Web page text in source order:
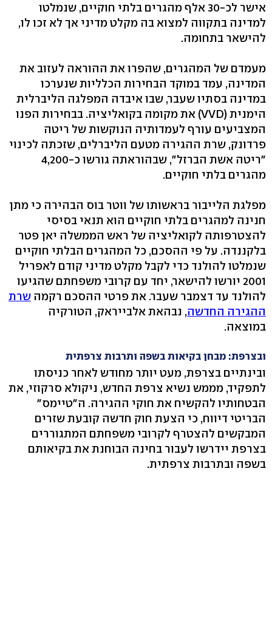
אישר לכ-30 אלף מהגרים בלתי חוקיים, שנמלטו
למדינה בתקווה למצוא בה מקלט מדיני אך לא זכו לו,
להישאר בתחומה.
מעמדם של המהגרים, שהפרו את ההוראה לעזוב את
המדינה, עמד במוקד הבחירות הכלליות שנערכו
במדינה בסתיו שעבר, שבו איבדה המפלגה הליברלית
הימנית (VVD) את מקומה בקואליציה. בבחירות הפנו
המצביעים עורף לעמדותיה הנוקשות של ריטה
פרדונק, שרת ההגירה מטעם הליברלים, שזכתה לכינוי
"ריטה אשת הברזל", שבהוראתה גורשו כ-4,200
מהגרים בלתי חוקיים.
מפלגת הלייבור בראשותו של ווטר בוס הבהירה כי מתן
חנינה למהגרים בלתי חוקיים הוא תנאי בסיסי
להצטרפותה לקואליציה של ראש הממשלה יאן פטר
בלקננדה. על פי ההסכם, כל המהגרים הבלתי חוקיים
שנמלטו להולנד כדי לקבל מקלט מדיני קודם לאפריל
2001 יורשו להישאר, יחד עם קרובי משפחתם שהגיעו
להולנד עד דצמבר שעבר. את פרטי ההסכם רקמה שרת
ההגירה החדשה, נבהאת אלבייראק, הטורקיה
במוצאה.
ובצרפת: מבחן בקיאות בשפה ותרבות צרפתית
ובינתיים בצרפת, מעט יותר מחודש לאחר כניסתו
לתפקיד, מממש נשיא צרפת החדש, ניקולא סרקוזי, את
הבטחותיו להקשיח את חוקי ההגירה. ה"טיימס"
הבריטי דיווח, כי הצעת חוק חדשה קובעת שזרים
המבקשים להצטרף לקרובי משפחתם המתגוררים
בצרפת יידרשו לעבור בחינה הבוחנת את בקיאותם
בשפה ובתרבות צרפתית.